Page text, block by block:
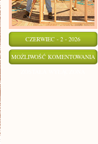
CZERWIEC - 2 - 2026
MOŻLIWOŚĆ KOMENTOWANIA